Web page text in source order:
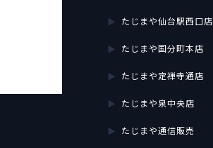
たじまや仙台駅西口店
たじまや国分町本店
たじまや定禅寺通店
たじまや泉中央店
たじまや通信販売